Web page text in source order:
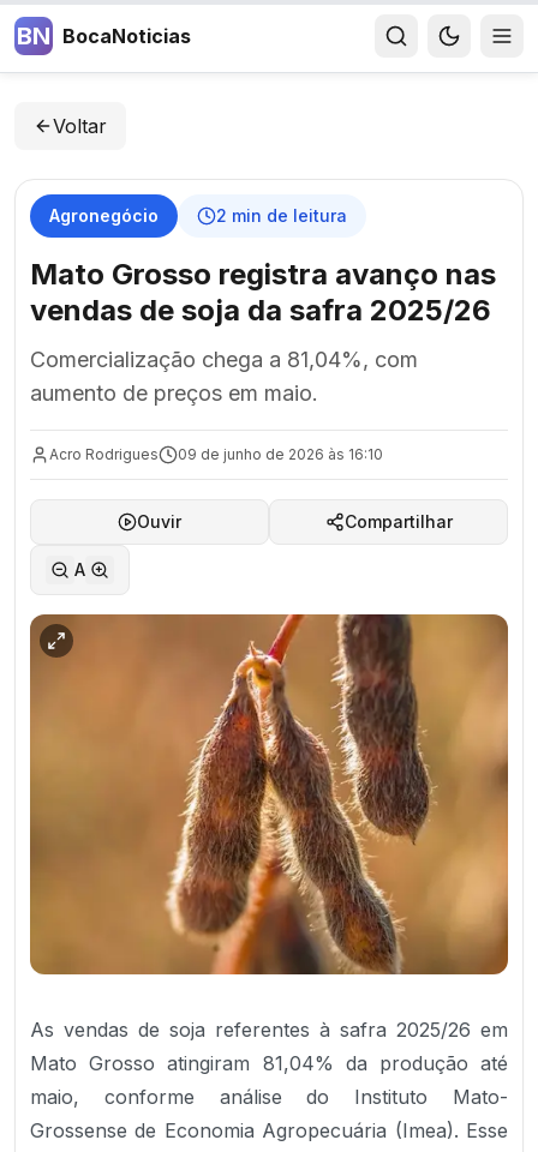
BN BocaNoticias
Voltar
Agronegócio 2 min de leitura
Mato Grosso registra avanço nas
vendas de soja da safra 2025/26
Comercialização chega a 81,04%, com
aumento de preços em maio.
Acro Rodrigues 09 de junho de 2026 às 16:10
Ouvir Compartilhar
A
As vendas de soja referentes à safra 2025/26 em
Mato Grosso atingiram 81,04% da produção até
maio, conforme análise do Instituto Mato-
Grossense de Economia Agropecuária (Imea). Esse